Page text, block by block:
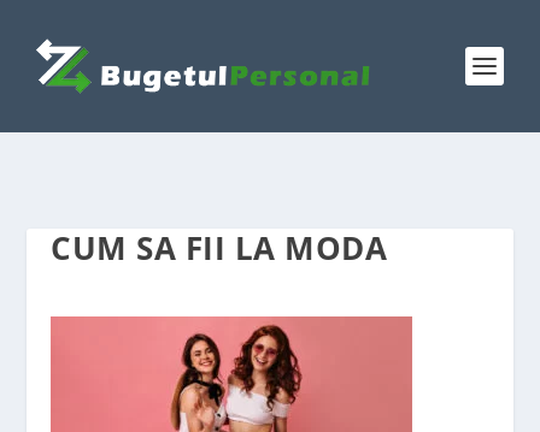
CUM SA FII LA MODA